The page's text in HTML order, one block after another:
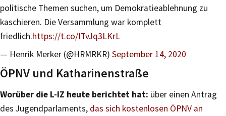
politische Themen suchen, um Demokratieablehnung zu
kaschieren. Die Versammlung war komplett
friedlich.https://t.co/ITvJq3LKrL
— Henrik Merker (@HRMRKR) September 14, 2020
ÖPNV und Katharinenstraße
Worüber die L-IZ heute berichtet hat: über einen Antrag
des Jugendparlaments, das sich kostenlosen ÖPNV an